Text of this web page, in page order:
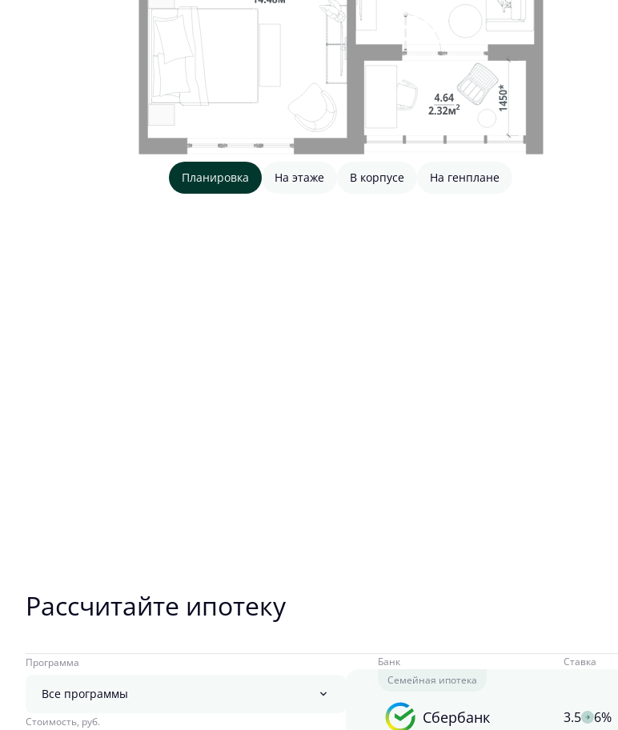
Планировка На этаже В корпусе На генплане
Рассчитайте ипотеку
Программа
Все программы
Стоимость, руб.
Банк Ставка
Семейная ипотека
Сбербанк 3.5 6%